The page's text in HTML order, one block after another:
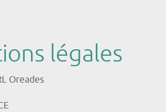
légales
Oreades